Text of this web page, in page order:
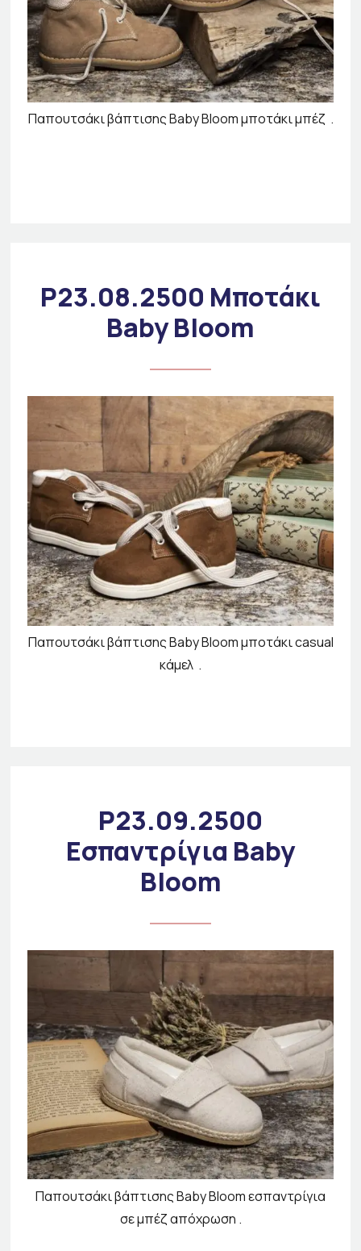
Παπουτσάκι βάπτισης Baby Bloom μποτάκι μπέζ .
P23.08.2500 Μποτάκι
Baby Bloom
Παπουτσάκι βάπτισης Baby Bloom μποτάκι casual
κάμελ .
P23.09.2500
Εσπαντρίγια Baby
Bloom
Παπουτσάκι βάπτισης Baby Bloom εσπαντρίγια
σε μπέζ απόχρωση .